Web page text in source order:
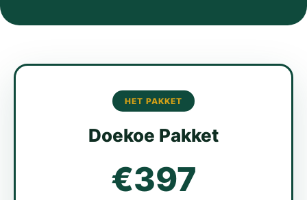
HET PAKKET
Doekoe Pakket
€397